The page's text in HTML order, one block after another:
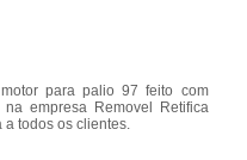
para palio 97 feito com
empresa Removel Retifica
todos os clientes.